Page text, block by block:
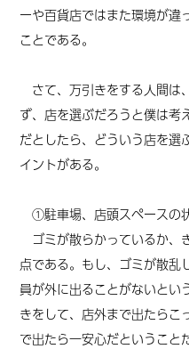
ーや百貨店ではまた環境が違
ことである。
さて、万引きをする人間は
ず、店を選ぶだろうと僕は考
だとしたら、どういう店を選
イントがある。
①駐車場、店頭スペースの
ゴミが散らかっているか、
点である。もし、ゴミが散乱
員が外に出ることがないとい
きをして、店外まで出たらこ
で出たら一安心だということ